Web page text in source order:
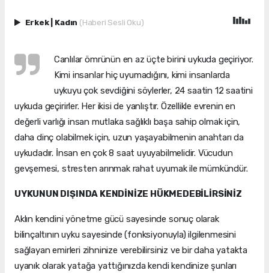
Erkek Kadın (Haberi Sesli Oku)
Canlılar ömrünün en az üçte birini uykuda geçiriyor.
Kimi insanlar hiç uyumadığını, kimi insanlarda
uykuyu çok sevdiğini söylerler, 24 saatin 12 saatini
uykuda geçirirler. Her ikisi de yanlıştır. Özellikle evrenin en
değerli varlığı insan mutlaka sağlıklı başa sahip olmak için,
daha dinç olabilmek için, uzun yaşayabilmenin anahtarı da
uykudadır. İnsan en çok 8 saat uyuyabilmelidir. Vücudun
gevşemesi, stresten arınmak rahat uyumak ile mümkündür.
UYKUNUN DIŞINDA KENDİNİZE HÜKMEDEBİLİRSİNİZ
Aklın kendini yönetme gücü sayesinde sonuç olarak
bilinçaltının uyku sayesinde (fonksiyonuyla) ilgilenmesini
sağlayan emirleri zihninize verebilirsiniz ve bir daha yatakta
uyanık olarak yatağa yattığınızda kendi kendinize şunları